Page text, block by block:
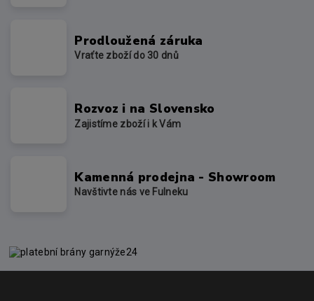
Prodloužená záruka
Vraťte zboží do 30 dnů
Rozvoz i na Slovensko
Zajistíme zboží i k Vám
Kamenná prodejna - Showroom
Navštivte nás ve Fulneku